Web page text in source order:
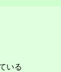
いる